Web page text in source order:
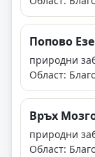
Попово
природни
Област:
Връх
природни
Област: